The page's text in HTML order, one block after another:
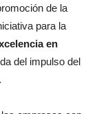
de la
para la
en
del impulso del